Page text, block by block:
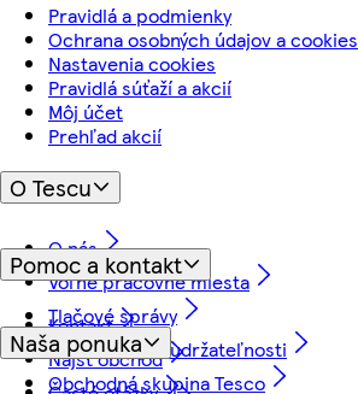
Pravidlá a podmienky
Ochrana osobných údajov a cookies
Nastavenia cookies
Pravidlá súťaží a akcií
Môj účet
Prehľad akcií
O Tescu
O nás
Voľné pracovné miesta
Tlačové správy
Náš prístup k udržateľnosti
Obchodná skupina Tesco
Pomoc a kontakt
Kontakt
Nájsť obchod
Naša ponuka